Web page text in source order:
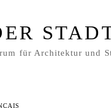
für Architektur und